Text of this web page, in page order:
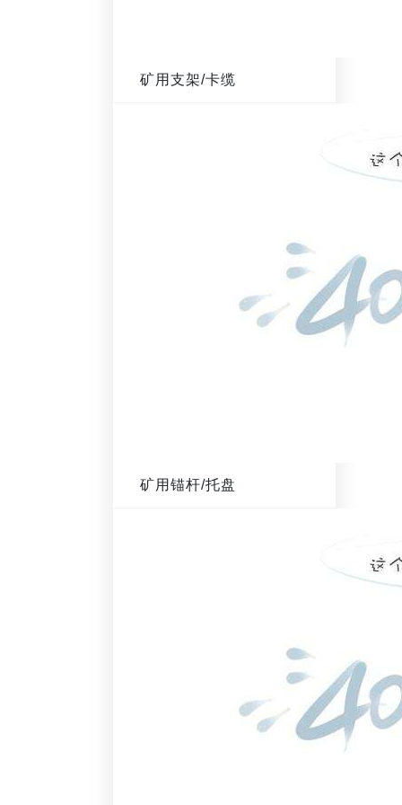
矿用支架/卡缆
矿用锚杆/托盘